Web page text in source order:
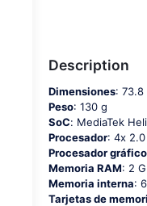
Description
Dimensiones: 73.8
Peso: 130 g
SoC: МеdiаТеk
Procesador: 4х
Procesador gráfico
Memoria RAM: 2
Memoria interna:
Tarjetas de